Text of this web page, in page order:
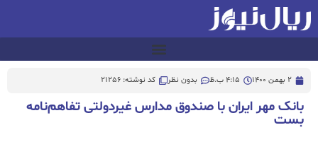
2 بهمن 1400 4:15 ب.ظ بدون نظر کد نوشته: 21256
بانک مهر ایران با صندوق مدارس غیردولتی تفاهم‌نامه
بست